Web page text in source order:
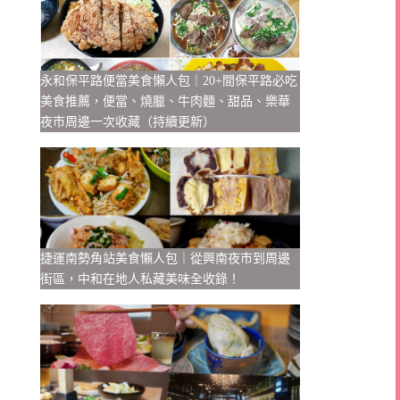
永和保平路便當美食懶人包｜20+間保平路必吃
美食推薦，便當、燒臘、牛肉麵、甜品、樂華
夜市周邊一次收藏（持續更新）
捷運南勢角站美食懶人包｜從興南夜市到周邊
街區，中和在地人私藏美味全收錄！